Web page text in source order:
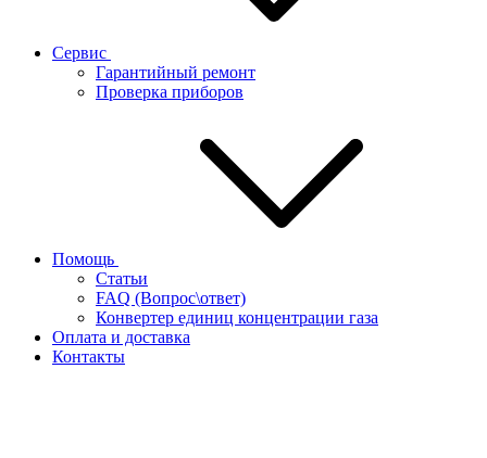
Сервис
Гарантийный ремонт
Проверка приборов
Помощь
Статьи
FAQ (Вопрос\ответ)
Конвертер единиц концентрации газа
Оплата и доставка
Контакты